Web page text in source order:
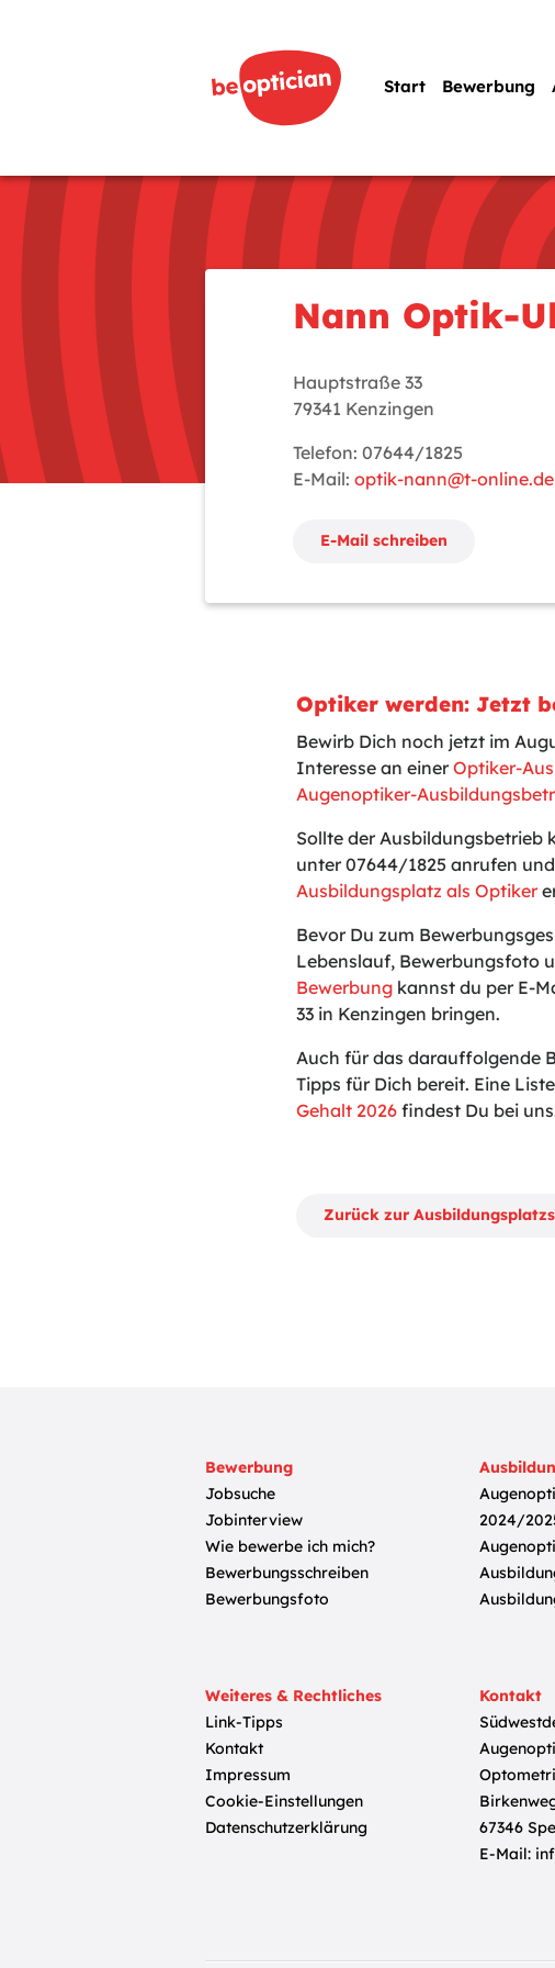
Start Bewerbung
Nann Optik-
Hauptstraße 33
79341 Kenzingen
Telefon: 07644/1825
E-Mail: optik-nann@t-online.de
E-Mail schreiben
Optiker werden: Jetzt
Bewirb Dich noch jetzt im
Interesse an einerOptiker-
Augenoptiker-
Sollte der Ausbildungsbetrieb
unter 07644/1825 anrufen
Ausbildungsplatz als Optiker
Bevor Du zum
Lebenslauf, Bewerbungsfoto
Bewerbung kannst du per E-
33 in Kenzingen bringen.
Auch für das darauffolgende
Tipps für Dich bereit. Eine
Gehalt 2026 findest Du bei
Zurück zur
Bewerbung
Jobsuche
Jobinterview
Wie bewerbe ich mich?
Bewerbungsschreiben
Bewerbungsfoto
2024/
Weiteres & Rechtliches
Link-Tipps
Kontakt
Impressum
Cookie-Einstellungen
Datenschutzerklärung
Kontakt
67346
E-Mail: